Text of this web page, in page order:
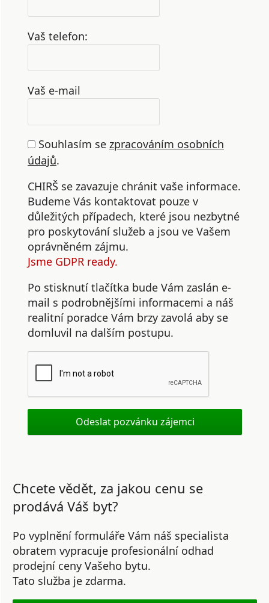
Vaš telefon:
Vaš e-mail
Souhlasím se zpracováním osobních
údajů.
CHIRŠ se zavazuje chránit vaše informace.
Budeme Vás kontaktovat pouze v
důležitých případech, které jsou nezbytné
pro poskytování služeb a jsou ve Vašem
oprávněném zájmu.
Jsme GDPR ready.
Po stisknutí tlačítka bude Vám zaslán e-
mail s podrobnějšími informacemi a náš
realitní poradce Vám brzy zavolá aby se
domluvil na dalším postupu.
Chcete vědět, za jakou cenu se
prodává Váš byt?
Po vyplnění formuláře Vám náš specialista
obratem vypracuje profesionální odhad
prodejní ceny Vašeho bytu.
Tato služba je zdarma.